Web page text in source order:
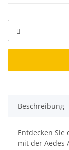
Beschreibung
Entdecken
mit der Aedes